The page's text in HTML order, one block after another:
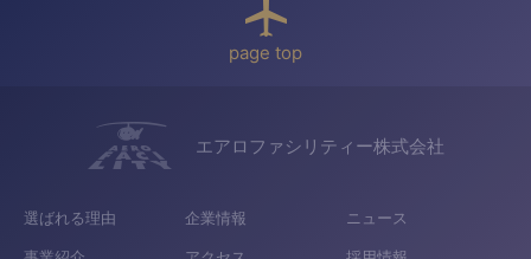
page top
エアロファシリティー株式会社
選ばれる理由 企業情報 ニュース